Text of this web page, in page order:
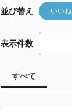
並び替え いい
表示件数
すべて